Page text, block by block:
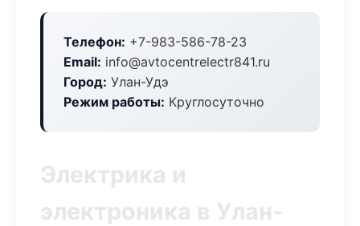
Телефон: +7-983-586-78-23
Email: info@avtocentrelectr841.ru
Город: Улан-Удэ
Режим работы: Круглосуточно
Электрика и
электроника в Улан-